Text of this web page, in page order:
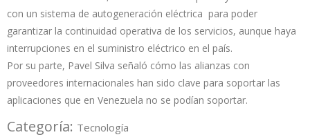
con un sistema de autogeneración eléctrica para poder
garantizar la continuidad operativa de los servicios, aunque haya
interrupciones en el suministro eléctrico en el país.
Por su parte, Pavel Silva señaló cómo las alianzas con
proveedores internacionales han sido clave para soportar las
aplicaciones que en Venezuela no se podían soportar.
Categoría: Tecnología